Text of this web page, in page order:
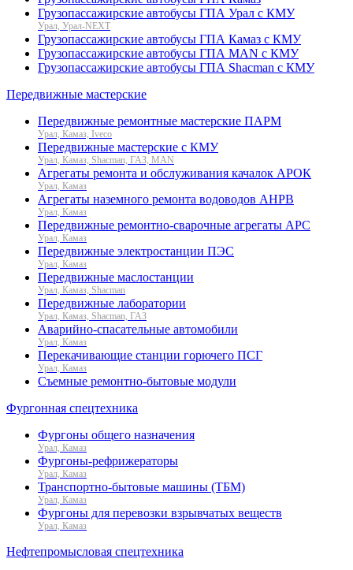
Грузопассажирские автобусы ГПА Урал с КМУ
Урал, Урал-NEXT
Грузопассажирские автобусы ГПА Камаз с КМУ
Грузопассажирские автобусы ГПА MAN с КМУ
Грузопассажирские автобусы ГПА Shacman с КМУ
Передвижные мастерские
Передвижные ремонтные мастерские ПАРМ
Урал, Камаз, Iveco
Передвижные мастерские с КМУ
Урал, Камаз, Shacman, ГАЗ, MAN
Агрегаты ремонта и обслуживания качалок АРОК
Урал, Камаз
Агрегаты наземного ремонта водоводов АНРВ
Урал, Камаз
Передвижные ремонтно-сварочные агрегаты АРС
Урал, Камаз
Передвижные электростанции ПЭС
Урал, Камаз
Передвижные маслостанции
Урал, Камаз, Shacman
Передвижные лаборатории
Урал, Камаз, Shacman, ГАЗ
Аварийно-спасательные автомобили
Урал, Камаз
Перекачивающие станции горючего ПСГ
Урал, Камаз
Съемные ремонтно-бытовые модули
Фургонная спецтехника
Фургоны общего назначения
Урал, Камаз
Фургоны-рефрижераторы
Урал, Камаз
Транспортно-бытовые машины (ТБМ)
Урал, Камаз
Фургоны для перевозки взрывчатых веществ
Урал, Камаз
Нефтепромысловая спецтехника